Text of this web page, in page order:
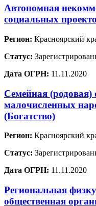
Автономная
социальных
Регион: Красноярский
Статус:
Дата ОГРН: 11.11.2020
Семейная
малочисленных
(Богатство)
Регион: Красноярский
Статус:
Дата ОГРН: 11.11.2020
Региональная
общественная